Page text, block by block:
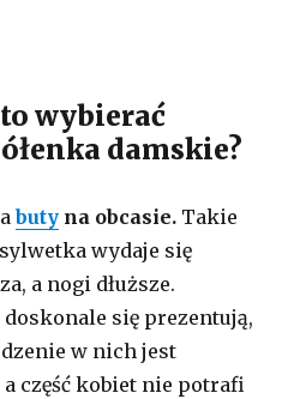
wybierać
damskie?
buty na obcasie. Takie
wydaje się
a nogi dłuższe.
doskonale się prezentują,
w nich jest
część kobiet nie potrafi